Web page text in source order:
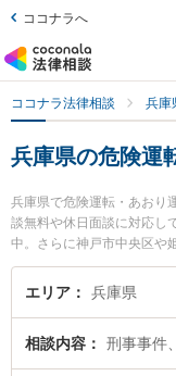
ココナラへ
ココナラ法律相談 兵庫
兵庫県の危険運
兵庫県で危険運転・あおり
談無料や休日面談に対応し
中。さらに神戸市中央区や
ます。刑事事件に関係する
野での絞り込み検索もでき
目されています。『兵庫県
ラブルを今すぐに弁護士に
エリア 兵庫県
相談内容 刑事事件